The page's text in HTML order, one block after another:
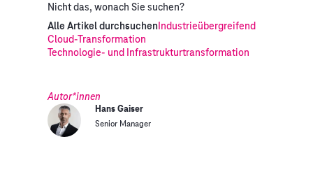
Nicht das, wonach Sie suchen?
Alle Artikel durchsuchenIndustrieübergreifend
Cloud-Transformation
Technologie- und Infrastrukturtransformation
Autor*innen
Hans Gaiser
Senior Manager